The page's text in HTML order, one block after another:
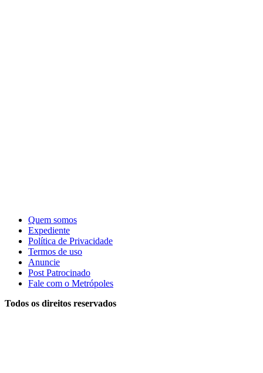
Quem somos
Expediente
Política de Privacidade
Termos de uso
Anuncie
Post Patrocinado
Fale com o Metrópoles
Todos os direitos reservados